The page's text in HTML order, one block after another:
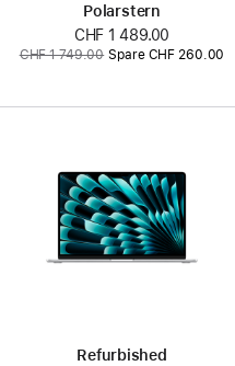
Polarstern
Jetzt
CHF 1 489.00
Vorher:
CHF 1 749.00 Spare CHF 260.00
Refurbished